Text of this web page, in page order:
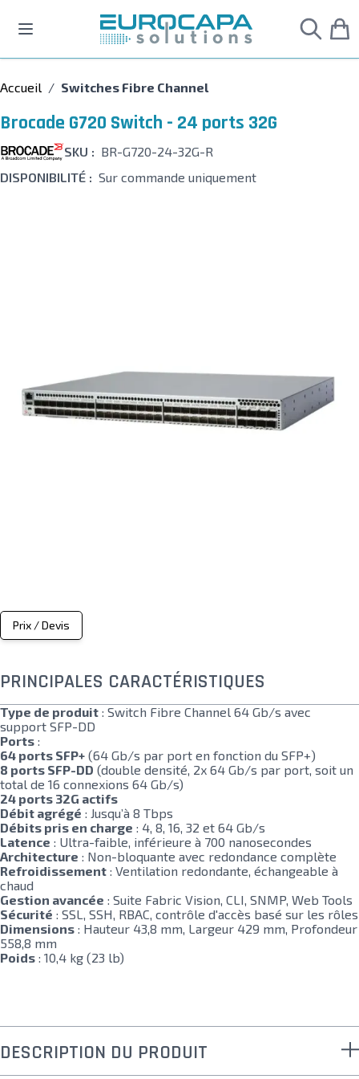
Accueil / Switches Fibre Channel
Brocade G720 Switch - 24 ports 32G
SKU : BR-G720-24-32G-R
DISPONIBILITÉ : Sur commande uniquement
Prix / Devis
PRINCIPALES CARACTÉRISTIQUES
Type de produit : Switch Fibre Channel 64 Gb/s avec
support SFP-DD
Ports :
64 ports SFP+ (64 Gb/s par port en fonction du SFP+)
8 ports SFP-DD (double densité, 2x 64 Gb/s par port, soit un
total de 16 connexions 64 Gb/s)
24 ports 32G actifs
Débit agrégé : Jusqu’à 8 Tbps
Débits pris en charge : 4, 8, 16, 32 et 64 Gb/s
Latence : Ultra-faible, inférieure à 700 nanosecondes
Architecture : Non-bloquante avec redondance complète
Refroidissement : Ventilation redondante, échangeable à
chaud
Gestion avancée : Suite Fabric Vision, CLI, SNMP, Web Tools
Sécurité : SSL, SSH, RBAC, contrôle d'accès basé sur les rôles
Dimensions : Hauteur 43,8 mm, Largeur 429 mm, Profondeur
558,8 mm
Poids : 10,4 kg (23 lb)
DESCRIPTION DU PRODUIT